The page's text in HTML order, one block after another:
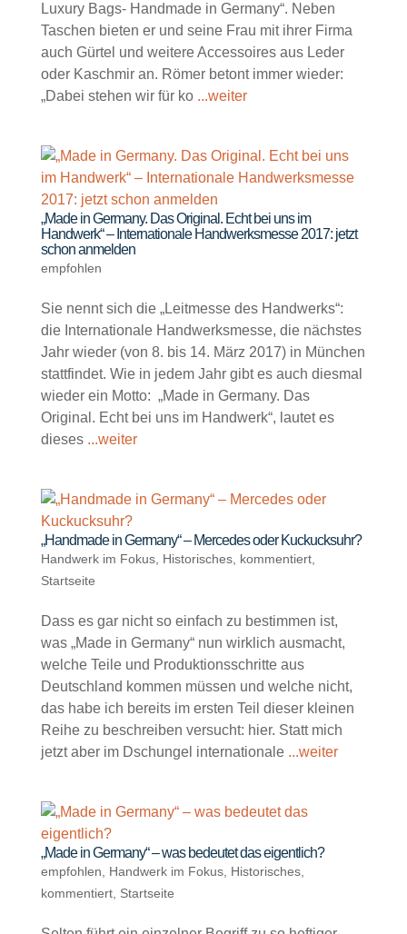
Luxury Bags- Handmade in Germany“. Neben
Taschen bieten er und seine Frau mit ihrer Firma
auch Gürtel und weitere Accessoires aus Leder
oder Kaschmir an. Römer betont immer wieder:
„Dabei stehen wir für ko ...weiter
„Made in Germany. Das Original. Echt bei uns im
Handwerk“ – Internationale Handwerksmesse 2017: jetzt
schon anmelden
empfohlen
Sie nennt sich die „Leitmesse des Handwerks“:
die Internationale Handwerksmesse, die nächstes
Jahr wieder (von 8. bis 14. März 2017) in München
stattfindet. Wie in jedem Jahr gibt es auch diesmal
wieder ein Motto: „Made in Germany. Das
Original. Echt bei uns im Handwerk“, lautet es
dieses ...weiter
„Handmade in Germany“ – Mercedes oder Kuckucksuhr?
Handwerk im Fokus, Historisches, kommentiert,
Startseite
Dass es gar nicht so einfach zu bestimmen ist,
was „Made in Germany“ nun wirklich ausmacht,
welche Teile und Produktionsschritte aus
Deutschland kommen müssen und welche nicht,
das habe ich bereits im ersten Teil dieser kleinen
Reihe zu beschreiben versucht: hier. Statt mich
jetzt aber im Dschungel internationale ...weiter
„Made in Germany“ – was bedeutet das eigentlich?
empfohlen Handwerk im Fokus, Historisches,
kommentiert, Startseite